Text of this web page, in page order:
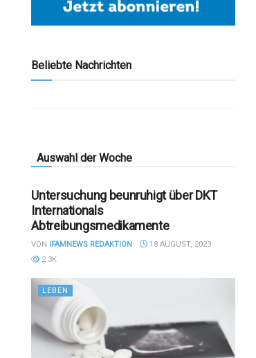
Beliebte Nachrichten
Auswahl der Woche
Untersuchung beunruhigt über DKT
Internationals
Abtreibungsmedikamente
VON IFAMNEWS REDAKTION
18 AUGUST, 2023
2.3K
LEBEN